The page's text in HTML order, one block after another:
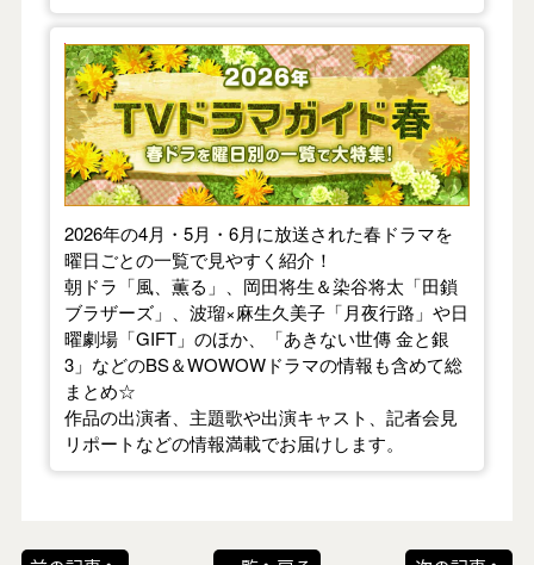
【2026年春】TVドラマガイド
2026年の4月・5月・6月に放送された春ドラマを
曜日ごとの一覧で見やすく紹介！
朝ドラ「風、薫る」、岡田将生＆染谷将太「田鎖
ブラザーズ」、波瑠×麻生久美子「月夜行路」や日
曜劇場「GIFT」のほか、「あきない世傳 金と銀
3」などのBS＆WOWOWドラマの情報も含めて総
まとめ☆
作品の出演者、主題歌や出演キャスト、記者会見
リポートなどの情報満載でお届けします。